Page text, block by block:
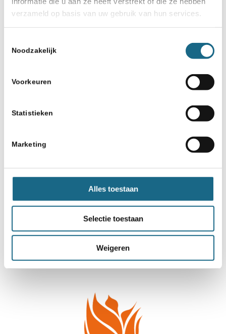
verzameld op basis van uw gebruik van hun services.
Noodzakelijk
Voorkeuren
Statistieken
Marketing
Alles toestaan
Selectie toestaan
Weigeren
5 oktober 2018
100e Chessity-diploma in
Schaken.nl wordt mede mogelijk gemaakt